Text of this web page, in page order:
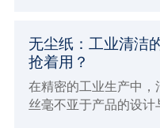
无尘纸：工业清洁
抢着用？
在精密的工业生产中，
丝毫不亚于产品的设